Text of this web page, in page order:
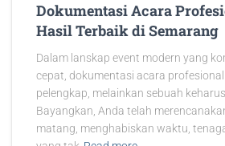
Dokumentasi Acara
Hasil Terbaik di Semarang
Dalam lanskap event modern yang
cepat, dokumentasi acara
pelengkap, melainkan sebuah
Bayangkan, Anda telah
matang, menghabiskan waktu,